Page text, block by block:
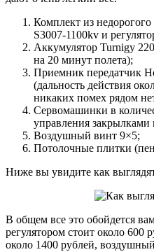
Комплект из
S3007-1100kv и
Аккумулятор Turnigy
на 20 минут полета);
Приемник передатчик
(дальность действия
никаких помех рядом
Сервомашинки в
управления закрылками
Воздушный винт 9×5;
Потолочные плитки
Ниже вы увидите как
В общем все это обойдется
регулятором стоит около 600
около 1400 рублей,